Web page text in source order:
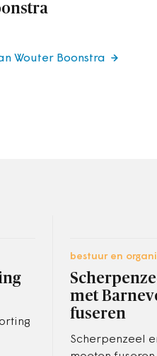
Wouter Boonstra
bestuur en
met
fuseren
Scherpenzeel